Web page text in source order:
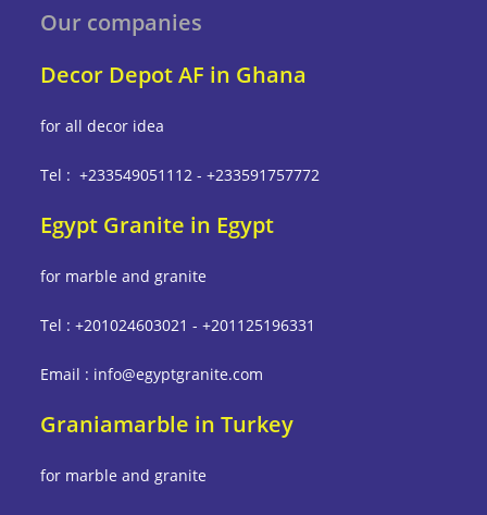
Our companies
Decor Depot AF in Ghana
for all decor idea
Tel : +233549051112 - +233591757772
Egypt Granite in Egypt
for marble and granite
Tel : +201024603021 - +201125196331
Email : info@egyptgranite.com
Graniamarble in Turkey
for marble and granite